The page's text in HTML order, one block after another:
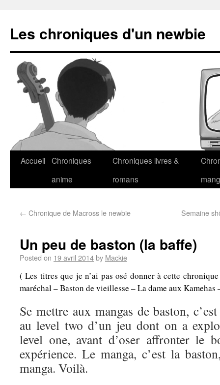
Les chroniques d'un newbie
Accueil Chroniques
anime
Chroniques livres &
romans
← Chronique de Macross le newbie Semaine
Un peu de baston (la baffe)
Posted on 19 avril 2014by Mackie
( Les titres que je n’ai pas osé donner à cette
maréchal – Baston de vieillesse – La dame aux
Se mettre aux mangas de baston,
au level two d’un jeu dont on a
level one, avant d’oser affronter le
expérience. Le manga, c’est la
manga. Voilà.